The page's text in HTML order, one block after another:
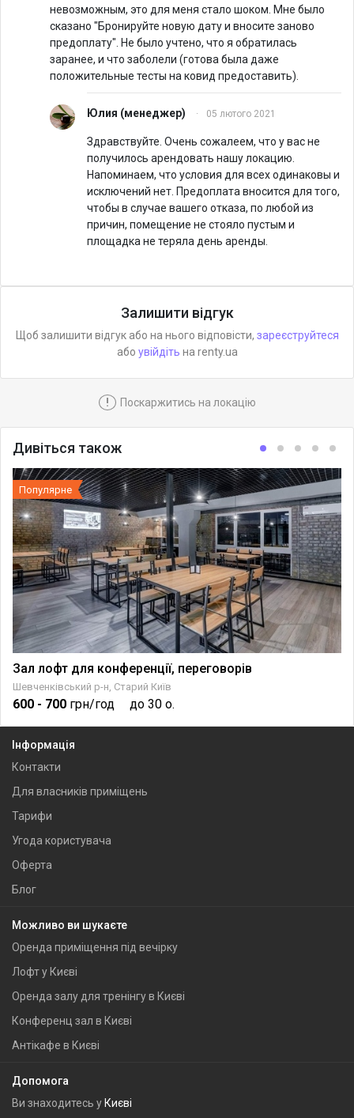
невозможным, это для меня стало шоком. Мне было
сказано "Бронируйте новую дату и вносите заново
предоплату". Не было учтено, что я обратилась
заранее, и что заболели (готова была даже
положительные тесты на ковид предоставить).
Юлия (менеджер) · 05 лютого 2021
Здравствуйте. Очень сожалеем, что у вас не
получилось арендовать нашу локацию.
Напоминаем, что условия для всех одинаковы и
исключений нет. Предоплата вносится для того,
чтобы в случае вашего отказа, по любой из
причин, помещение не стояло пустым и
площадка не теряла день аренды.
Залишити відгук
Щоб залишити відгук або на нього відповісти, зареєструйтеся
або увійдіть на renty.ua
! Поскаржитись на локацію
Дивіться також
Популярне
Зал лофт для конференції, переговорів
Шевченківський р-н, Старий Київ
600 - 700 грн/год до 30 о.
Інформація
Контакти
Для власників приміщень
Тарифи
Угода користувача
Оферта
Блог
Можливо ви шукаєте
Оренда приміщення під вечірку
Лофт у Києві
Оренда залу для тренінгу в Києві
Конференц зал в Києві
Антікафе в Києві
Допомога
Ви знаходитесь у Києві